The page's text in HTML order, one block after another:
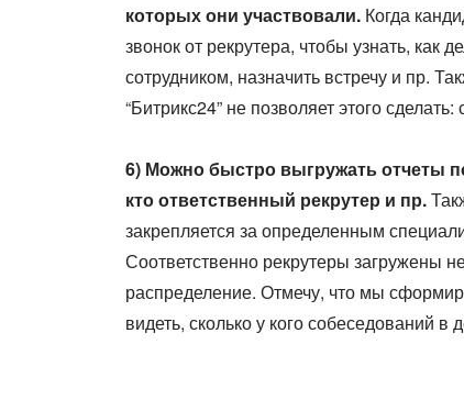
которых они участвовали. Когда
звонок от рекрутера, чтобы узнать, как
сотрудником, назначить встречу и пр.
“Битрикс24” не позволяет этого
6) Можно быстро выгружать отчеты
кто ответственный рекрутер и пр.
закрепляется за определенным
Соответственно рекрутеры загружены
распределение. Отмечу, что мы
видеть, сколько у кого собеседований